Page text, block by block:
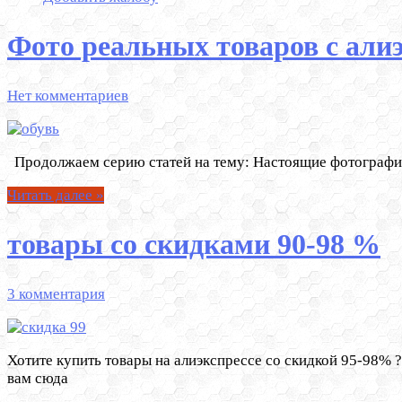
Фото реальных товаров с
Нет комментариев
Продолжаем серию статей на тему: Настоящие
Читать далее »
товары со скидками 90-98 %
3 комментария
Хотите купить товары на алиэкспрессе со скидкой 95-
вам сюда